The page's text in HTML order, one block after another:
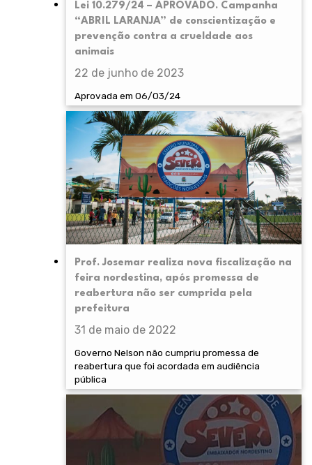
Lei 10.279/24 – APROVADO. Campanha
“ABRIL LARANJA” de conscientização e
prevenção contra a crueldade aos
animais
22 de junho de 2023
Aprovada em 06/03/24
Prof. Josemar realiza nova fiscalização na
feira nordestina, após promessa de
reabertura não ser cumprida pela
prefeitura
31 de maio de 2022
Governo Nelson não cumpriu promessa de
reabertura que foi acordada em audiência
pública